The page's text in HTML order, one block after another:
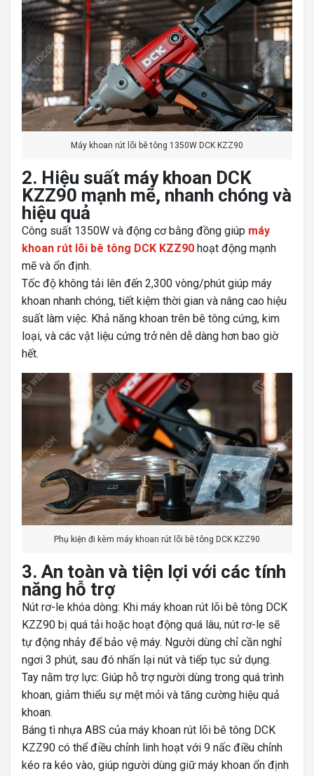
Máy khoan rút lõi bê tông 1350W DCK KZZ90
2. Hiệu suất máy khoan DCK
KZZ90 mạnh mẽ, nhanh chóng và
hiệu quả
Công suất 1350W và động cơ bằng đồng giúp máy
khoan rút lõi bê tông DCK KZZ90 hoạt động mạnh
mẽ và ổn định.
Tốc độ không tải lên đến 2,300 vòng/phút giúp máy
khoan nhanh chóng, tiết kiệm thời gian và nâng cao hiệu
suất làm việc. Khả năng khoan trên bê tông cứng, kim
loại, và các vật liệu cứng trở nên dễ dàng hơn bao giờ
hết.
Phụ kiện đi kèm máy khoan rút lõi bê tông DCK KZZ90
3. An toàn và tiện lợi với các tính
năng hỗ trợ
Nút rơ-le khóa dòng: Khi máy khoan rút lõi bê tông DCK
KZZ90 bị quá tải hoặc hoạt động quá lâu, nút rơ-le sẽ
tự động nhảy để bảo vệ máy. Người dùng chỉ cần nghỉ
ngơi 3 phút, sau đó nhấn lại nút và tiếp tục sử dụng.
Tay nằm trợ lực: Giúp hỗ trợ người dùng trong quá trình
khoan, giảm thiểu sự mệt mỏi và tăng cường hiệu quả
khoan.
Báng tì nhựa ABS của máy khoan rút lõi bê tông DCK
KZZ90 có thể điều chỉnh linh hoạt với 9 nấc điều chỉnh
kéo ra kéo vào, giúp người dùng giữ máy khoan ổn định